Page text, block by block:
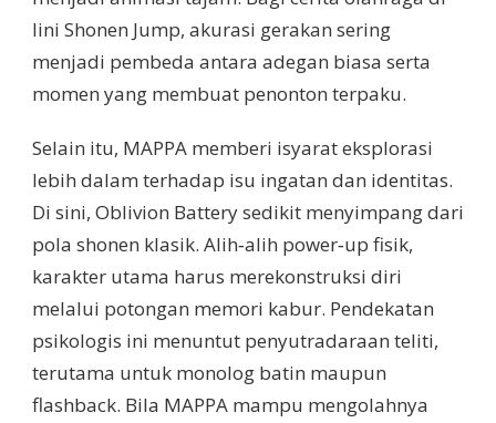
lini Shonen Jump, akurasi gerakan sering
menjadi pembeda antara adegan biasa serta
momen yang membuat penonton terpaku.
Selain itu, MAPPA memberi isyarat eksplorasi
lebih dalam terhadap isu ingatan dan identitas.
Di sini, Oblivion Battery sedikit menyimpang dari
pola shonen klasik. Alih‑alih power‑up fisik,
karakter utama harus merekonstruksi diri
melalui potongan memori kabur. Pendekatan
psikologis ini menuntut penyutradaraan teliti,
terutama untuk monolog batin maupun
flashback. Bila MAPPA mampu mengolahnya